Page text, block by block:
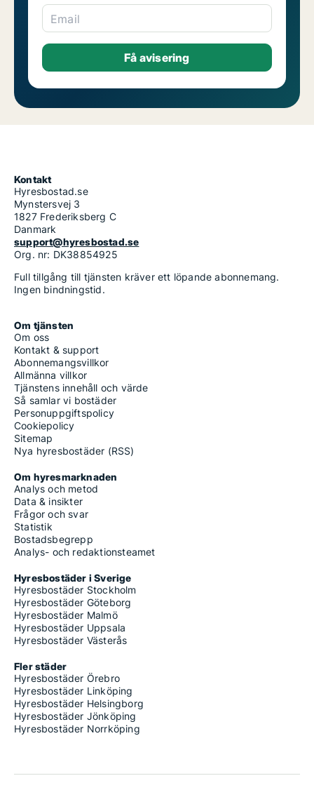
Email
Kontakt
Hyresbostad.se
Mynstersvej 3
1827 Frederiksberg C
Danmark
support@hyresbostad.se
Org. nr: DK38854925
Full tillgång till tjänsten kräver ett löpande abonnemang.
Ingen bindningstid.
Om tjänsten
Om oss
Kontakt & support
Abonnemangsvillkor
Allmänna villkor
Tjänstens innehåll och värde
Så samlar vi bostäder
Personuppgiftspolicy
Cookiepolicy
Sitemap
Nya hyresbostäder (RSS)
Om hyresmarknaden
Analys och metod
Data & insikter
Frågor och svar
Statistik
Bostadsbegrepp
Analys- och redaktionsteamet
Hyresbostäder i Sverige
Hyresbostäder Stockholm
Hyresbostäder Göteborg
Hyresbostäder Malmö
Hyresbostäder Uppsala
Hyresbostäder Västerås
Fler städer
Hyresbostäder Örebro
Hyresbostäder Linköping
Hyresbostäder Helsingborg
Hyresbostäder Jönköping
Hyresbostäder Norrköping